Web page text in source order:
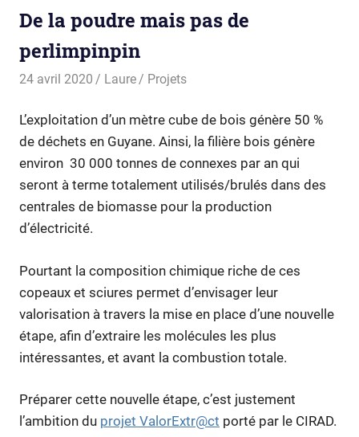
De la poudre mais pas de
perlimpinpin
24 avril 2020 Laure Projets
L’exploitation d’un mètre cube de bois génère 50 %
de déchets en Guyane. Ainsi, la filière bois génère
environ 30 000 tonnes de connexes par an qui
seront à terme totalement utilisés/brulés dans des
centrales de biomasse pour la production
d’électricité.
Pourtant la composition chimique riche de ces
copeaux et sciures permet d’envisager leur
valorisation à travers la mise en place d’une nouvelle
étape, afin d’extraire les molécules les plus
intéressantes, et avant la combustion totale.
Préparer cette nouvelle étape, c’est justement
l’ambition du projet ValorExtr@ct porté par le CIRAD.